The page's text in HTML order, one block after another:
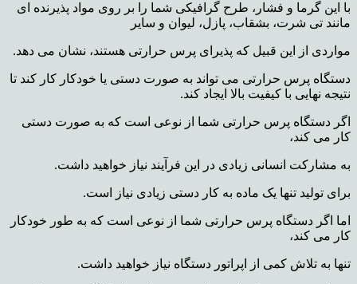
با این گرما و فشار، طرح گرافیکی شما را بر روی مواد پذیرنده ای
مانند تی شرت، بشقاب، پازل، لیوان و سایر
مواردی از این قبیل که پذیرای پرس حرارتی هستند، نشان می دهد.
دستگاه پرس حرارتی می تواند به صورت دستی یا خودکار کار کند تا
نتیجه نهایی با کیفیت بالا ایجاد کند.
اگر دستگاه پرس حرارتی شما از نوعی است که به صورت دستی
کار می کند،
به مشارکت انسانی زیادی در این فرآیند نیاز خواهید داشت.
برای تولید تنها یک ماده به کار دستی زیادی نیاز است.
اما اگر دستگاه پرس حرارتی شما از نوعی است که به طور خودکار
کار می کند،
تنها به تلاش کمی از اپراتور دستگاه نیاز خواهید داشت.